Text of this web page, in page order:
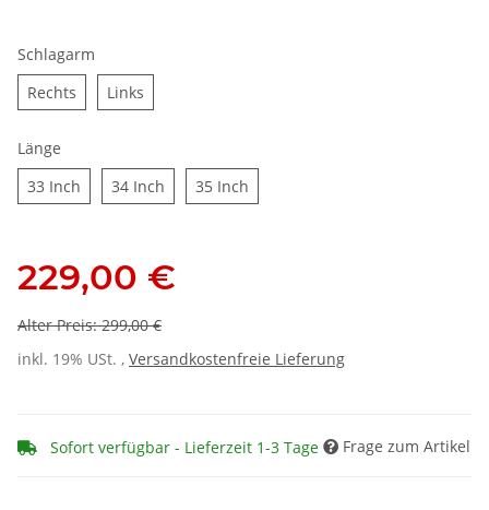
Schlagarm
Rechts RechtsLinks
Länge
33 Inch 33 Inch34 Inch 34 Inch35 Inch
229,00 €
inkl. 19% USt. , Versandkostenfreie Lieferung
Alter Preis: 299,00 €
Sofort verfügbar - Lieferzeit 1-3 Tage Frage zum Artikel